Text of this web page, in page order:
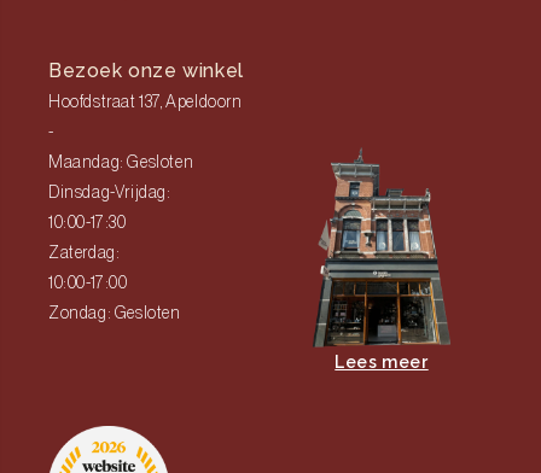
Bezoek onze winkel
Hoofdstraat 137, Apeldoorn
-
Maandag: Gesloten
Dinsdag-Vrijdag:
10:00-17:30
Zaterdag:
10:00-17:00
Zondag: Gesloten
Lees meer